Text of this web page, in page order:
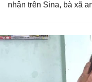
nhận trên Sina, bà xã